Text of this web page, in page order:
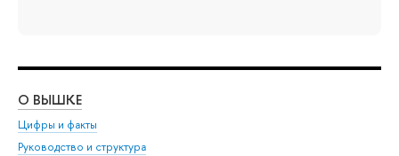
О ВЫШКЕ
Цифры и факты
Руководство и структура